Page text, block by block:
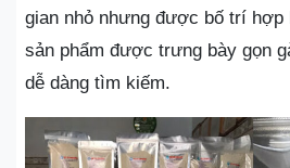
gian nhỏ nhưng được bố trí hợp
sản phẩm được trưng bày gọn
dễ dàng tìm kiếm.